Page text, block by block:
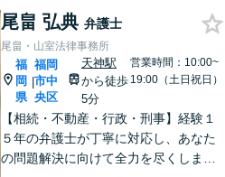
尾畠 弘典 弁護士
尾畠・山室法律事務所
福
岡
県
|
福岡
市中
央区
天神駅
から徒歩
5分
営業時間：10:00~
19:00（土日祝日）
【相続・不動産・行政・刑事】経験１
５年の弁護士が丁寧に対応し、あなた
の問題解決に向けて全力を尽くしま